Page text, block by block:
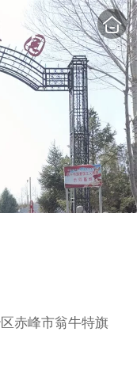
赤峰市翁牛特旗